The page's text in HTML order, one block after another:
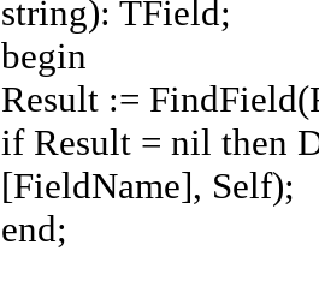
string): TField;
begin
Result :=
if Result = nil then
[FieldName], Self);
end;